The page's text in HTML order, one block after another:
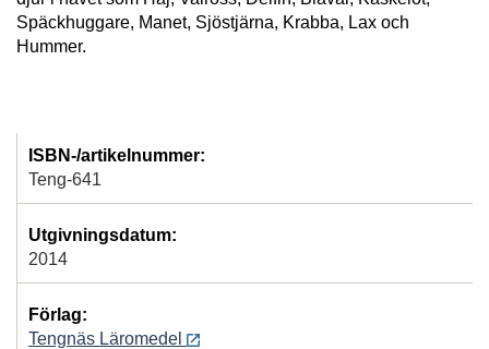
Späckhuggare, Manet, Sjöstjärna, Krabba, Lax och
Hummer.
ISBN-/artikelnummer:
Teng-641
Utgivningsdatum:
2014
Förlag:
Tengnäs Läromedel